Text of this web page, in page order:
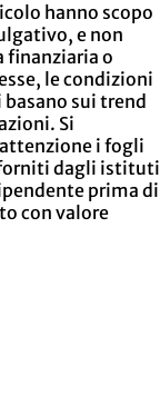
hanno scopo
e non
finanziaria o
le condizioni
sui trend
Si
i fogli
dagli istituti
prima di
con valore